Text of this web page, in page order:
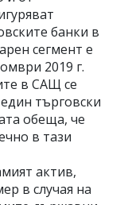
банки в
сегмент е
2019 г.
в САЩ се
търговски
обеща, че
в тази
актив,
в случая на